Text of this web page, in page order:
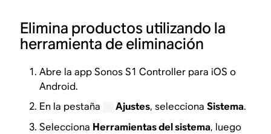
Elimina productos utilizando la
herramienta de eliminación
Abre la app Sonos S1 Controller para iOS o
Android.
En la pestaña
Ajustes, selecciona Sistema.
Selecciona Herramientas del sistema, luego